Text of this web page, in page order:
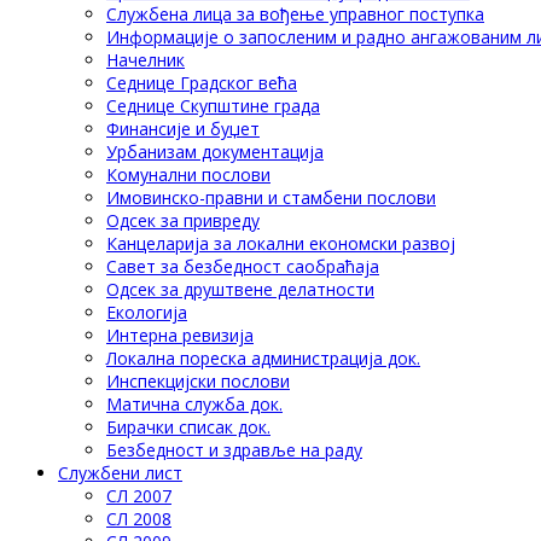
Службена лица за вођење управног поступка
Информације о запосленим и радно ангажованим
Начелник
Седнице Градског већа
Седнице Скупштине града
Финансије и буџет
Урбанизам документација
Комунални послови
Имовинско-правни и стамбени послови
Одсек за привреду
Канцеларија за локални економски развој
Савет за безбедност саобраћаја
Одсек за друштвене делатности
Eкологија
Интерна ревизија
Локална пореска администрација док.
Инспекцијски послови
Матична служба док.
Бирачки списак док.
Безбедност и здравље на раду
Службени лист
СЛ 2007
СЛ 2008